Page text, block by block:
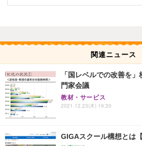
関連ニュース
「国レベルでの改善を
門家会議
教材・サービス
2021.12.23(木) 19:20
GIGAスクール構想とは